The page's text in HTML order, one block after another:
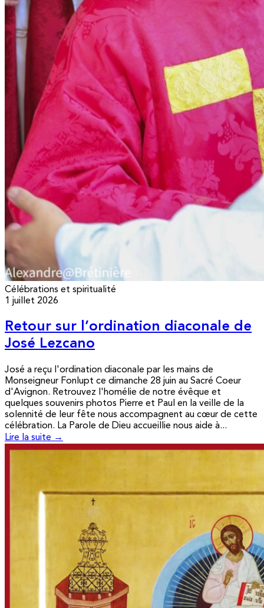
Célébrations et spiritualité
1 juillet 2026
Retour sur l’ordination diaconale de
José Lezcano
José a reçu l'ordination diaconale par les mains de
Monseigneur Fonlupt ce dimanche 28 juin au Sacré Coeur
d'Avignon. Retrouvez l'homélie de notre évêque et
quelques souvenirs photos Pierre et Paul en la veille de la
solennité de leur fête nous accompagnent au cœur de cette
célébration. La Parole de Dieu accueillie nous aide à...
Lire la suite →